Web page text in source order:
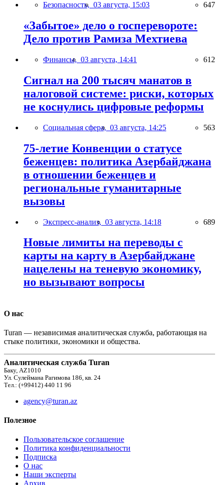
Безопасность, 03 августа, 15:03 647
«Забытое» дело о госперевороте:
Дело против Рамиза Мехтиева
Финансы, 03 августа, 14:41 612
Сигнал на 200 тысяч манатов в
налоговой системе: риски, которых
не коснулись цифровые реформы
Социальная сфера, 03 августа, 14:25 563
75-летие Конвенции о статусе
беженцев: политика Азербайджана
в отношении беженцев и
региональные гуманитарные
вызовы
Экспресс-анализ, 03 августа, 14:18 689
Новые лимиты на переводы с
карты на карту в Азербайджане
нацелены на теневую экономику,
но вызывают вопросы
О нас
Turan — независимая аналитическая служба, работающая на
стыке политики, экономики и общества.
Аналитическая служба Turan
Баку, AZ1010
Ул. Сулеймана Рагимова 186, кв. 24
Тел.: (+99412) 440 11 96
agency@turan.az
Полезное
Пользовательское соглашение
Политика конфиденциальности
Подписка
О нас
Наши эксперты